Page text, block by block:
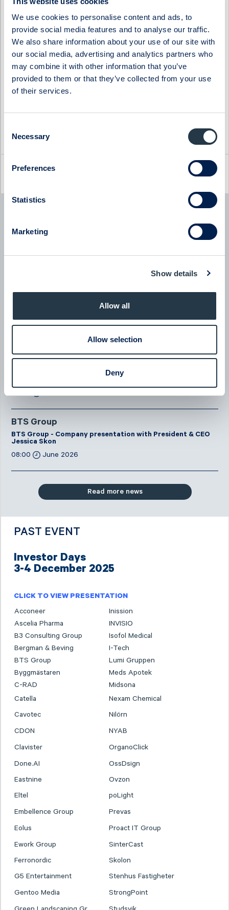
We use cookies to personalise content and ads, to
provide social media features and to analyse our traffic.
We also share information about your use of our site with
our social media, advertising and analytics partners who
may combine it with other information that you’ve
provided to them or that they’ve collected from your use
of their services.
Selection
Necessary
Preferences
Statistics
Marketing
Show details
Allow all
Allow selection
Deny
Haypp Group
Impact Coatings
WS WESports Group
Latest company news
New milestone for AlzeCure Pharma — Two major licensing
New company at ABGSC - Qliro
Eltel
Eltel - Company presentation with President & CEO Håkan
BTS Group
BTS Group - Company presentation with President & CEO
Jessica Skon
08:00
June 2026
Read more news
PAST EVENT
Investor Days
3-4 December 2025
CLICK TO VIEW PRESENTATION
Acconeer
Inission
Ascelia Pharma
INVISIO
B3 Consulting Group
Isofol Medical
Bergman & Beving
I-Tech
BTS Group
Lumi Gruppen
Byggmästaren
Meds Apotek
C-RAD
Midsona
Catella
Nexam Chemical
Cavotec
Nilörn
CDON
NYAB
Clavister
OrganoClick
Done.AI
OssDsign
Eastnine
Ovzon
Eltel
poLight
Embellence Group
Prevas
Eolus
Proact IT Group
Ework Group
SinterCast
Ferronordic
Skolon
G5 Entertainment
Stenhus Fastigheter
Gentoo Media
StrongPoint